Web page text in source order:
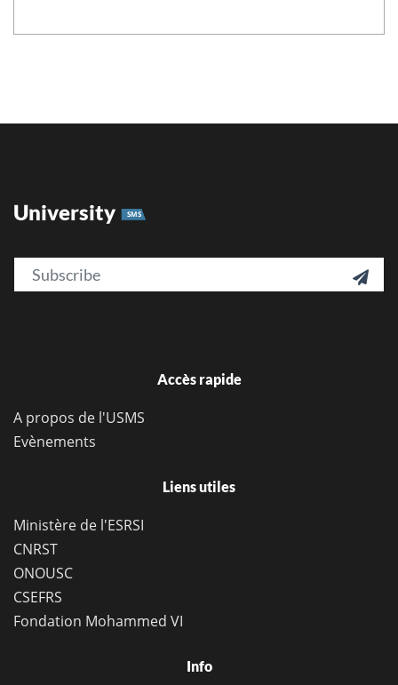
University SMS
Email 
Accès rapide
A propos de l'USMS
Evènements
Liens utiles
Ministère de l'ESRSI
CNRST
ONOUSC
CSEFRS
Fondation Mohammed VI
Info